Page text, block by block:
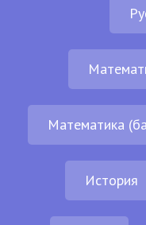
Математика
История